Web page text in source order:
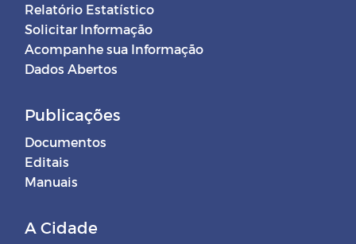
Relatório Estatístico
Solicitar Informação
Acompanhe sua Informação
Dados Abertos
Publicações
Documentos
Editais
Manuais
A Cidade